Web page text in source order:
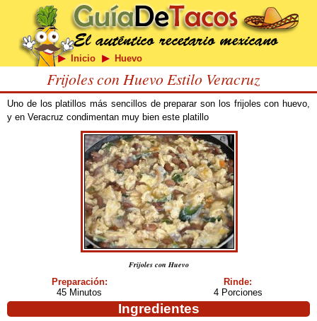
Inicio Huevo
Frijoles con Huevo Estilo Veracruz
Uno de los platillos más sencillos de preparar son los frijoles con huevo,
y en Veracruz condimentan muy bien este platillo
Frijoles con Huevo
Preparación:
45 Minutos
Rinde:
4 Porciones
Ingredientes